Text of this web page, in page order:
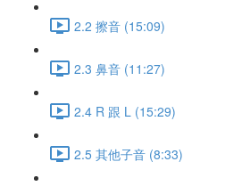
2.2 擦音 (15:09)
2.3 鼻音 (11:27)
2.4 R 跟 L (15:29)
2.5 其他子音 (8:33)